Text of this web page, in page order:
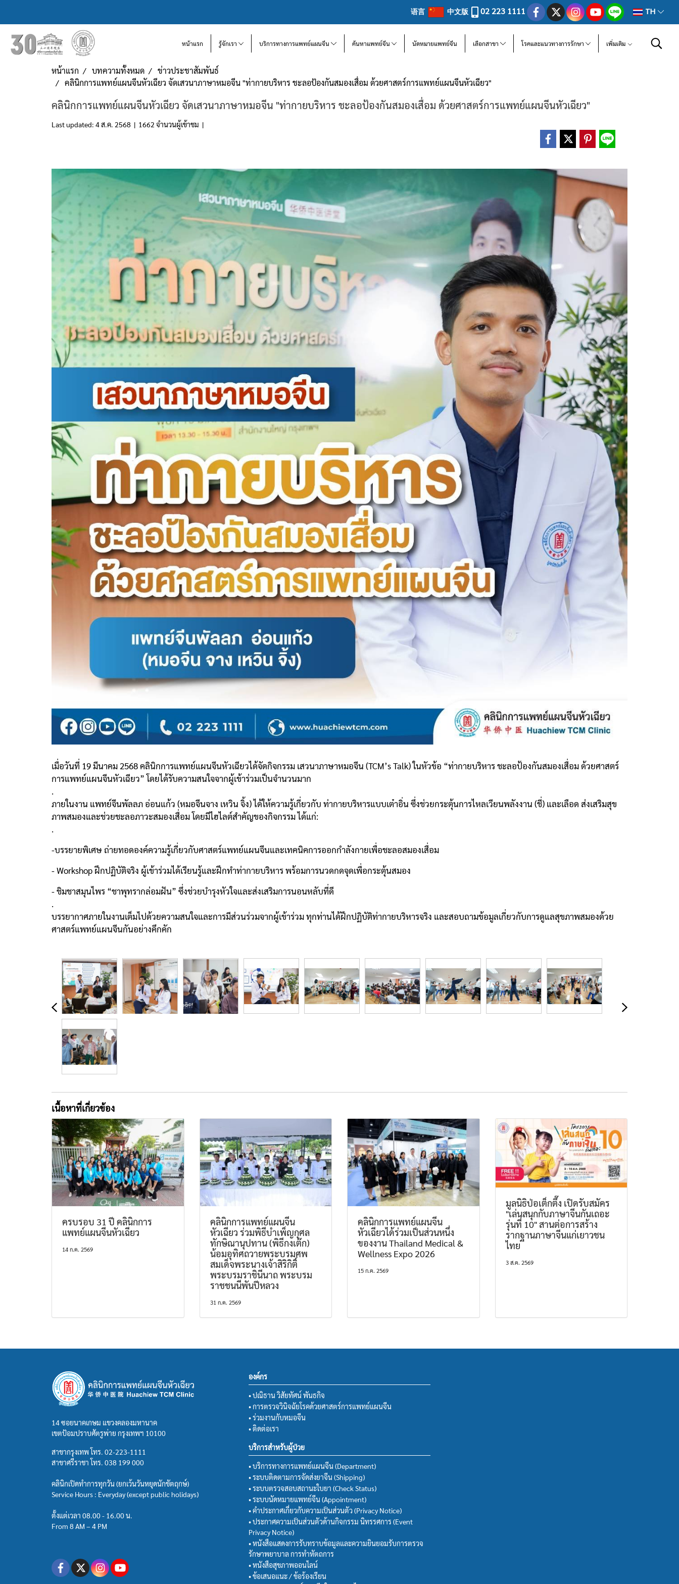
语言 中文版 02 223 1111 TH
หน้าแรก รู้จักเรา บริการทางการแพทย์แผนจีน ค้นหาแพทย์จีน นัดหมายแพทย์จีน เลือกสาขา โรคและแนวทางการรักษา เพิ่มเติม
หน้าแรก บทความทั้งหมด
ข่าวประชาสัมพันธ์
คลินิกการแพทย์แผนจีนหัวเฉียว จัดเสวนาภาษาหมอจีน "ท่ากายบริหาร ชะลอป้องกันสมองเสื่อม ด้วยศาสตร์การแพทย์แผนจีนหัวเฉียว"
คลินิกการแพทย์แผนจีนหัวเฉียว จัดเสวนาภาษาหมอจีน "ท่ากายบริหาร ชะลอป้องกันสมองเสื่อม ด้วยศาสตร์การแพทย์แผนจีนหัวเฉียว"
Last updated: 4 ส.ค. 2568 | 1662 จำนวนผู้เข้าชม |
เมื่อวันที่ 19 มีนาคม 2568 คลินิกการแพทย์แผนจีนหัวเฉียวได้จัดกิจกรรม เสวนาภาษาหมอจีน (TCM’s Talk) ในหัวข้อ “ท่ากายบริหาร ชะลอป้องกันสมองเสื่อม ด้วยศาสตร์
การแพทย์แผนจีนหัวเฉียว” โดยได้รับความสนใจจากผู้เข้าร่วมเป็นจำนวนมาก
.
ภายในงาน แพทย์จีนพัลลภ อ่อนแก้ว (หมอจีนจาง เหวิน จิ้ง) ได้ให้ความรู้เกี่ยวกับ ท่ากายบริหารแบบเต๋าอิ่น ซึ่งช่วยกระตุ้นการไหลเวียนพลังงาน (ชี่) และเลือด ส่งเสริมสุข
ภาพสมองและช่วยชะลอภาวะสมองเสื่อม โดยมีไฮไลต์สำคัญของกิจกรรม ได้แก่:
.
-บรรยายพิเศษ ถ่ายทอดองค์ความรู้เกี่ยวกับศาสตร์แพทย์แผนจีนและเทคนิคการออกกำลังกายเพื่อชะลอสมองเสื่อม
- Workshop ฝึกปฏิบัติจริง ผู้เข้าร่วมได้เรียนรู้และฝึกทำท่ากายบริหาร พร้อมการนวดกดจุดเพื่อกระตุ้นสมอง
- ชิมชาสมุนไพร “ชาพุทรากล่อมฝัน” ซึ่งช่วยบำรุงหัวใจและส่งเสริมการนอนหลับที่ดี
.
บรรยากาศภายในงานเต็มไปด้วยความสนใจและการมีส่วนร่วมจากผู้เข้าร่วม ทุกท่านได้ฝึกปฏิบัติท่ากายบริหารจริง และสอบถามข้อมูลเกี่ยวกับการดูแลสุขภาพสมองด้วย
ศาสตร์แพทย์แผนจีนกันอย่างคึกคัก
เนื้อหาที่เกี่ยวข้อง
ครบรอบ 31 ปี คลินิกการ
แพทย์แผนจีนหัวเฉียว
14 ก.ค. 2569
คลินิกการแพทย์แผนจีน
หัวเฉียว ร่วมพิธีบำเพ็ญกุศล
ทักษิณานุปทาน (พิธีกงเต๊ก)
น้อมอุทิศถวายพระบรมศพ
สมเด็จพระนางเจ้าสิริกิติ์
พระบรมราชินีนาถ พระบรม
ราชชนนีพันปีหลวง
31 ก.ค. 2569
คลินิกการแพทย์แผนจีน
หัวเฉียวได้ร่วมเป็นส่วนหนึ่ง
ของงาน Thailand Medical &
Wellness Expo 2026
15 ก.ค. 2569
มูลนิธิป่อเต็กตึ๊ง เปิดรับสมัคร
"เล่นสนุกกับภาษาจีนกันเถอะ
รุ่นที่ 10" สานต่อการสร้าง
รากฐานภาษาจีนแก่เยาวชน
ไทย
3 ส.ค. 2569
14 ซอยนาคเกษม แขวงคลองมหานาค
เขตป้อมปราบศัตรูพ่าย กรุงเทพฯ 10100
สาขากรุงเทพ โทร. 02-223-1111
สาขาศรีราชา โทร. 038 199 000
คลินิกเปิดทำการทุกวัน (ยกเว้นวันหยุดนักขัตฤกษ์)
Service Hours : Everyday (except public holidays)
ตั้งแต่เวลา 08.00 - 16.00 น.
From 8 AM – 4 PM
องค์กร
• ปณิธาน วิสัยทัศน์ พันธกิจ
• การตรวจวินิจฉัยโรคด้วยศาสตร์การแพทย์แผนจีน
• ร่วมงานกับหมอจีน
• ติดต่อเรา
บริการสำหรับผู้ป่วย
• บริการทางการแพทย์แผนจีน (Department)
• ระบบติดตามการจัดส่งยาจีน (Shipping)
• ระบบตรวจสอบสถานะใบยา (Check Status)
• ระบบนัดหมายแพทย์จีน (Appointment)
• คำประกาศเกี่ยวกับความเป็นส่วนตัว (Privacy Notice)
• ประกาศความเป็นส่วนตัวด้านกิจกรรม นิทรรศการ (Event
Privacy Notice)
• หนังสือแสดงการรับทราบข้อมูลและความยินยอมรับการตรวจ
รักษาพยาบาล การทำหัตถการ
• หนังสือสุขภาพออนไลน์
• ข้อเสนอแนะ / ข้อร้องเรียน